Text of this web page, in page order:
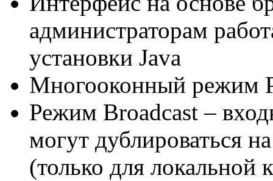
администраторам
установки Java
Многооконный режим
Режим Broadcast –
могут дублироваться
(только для локальной